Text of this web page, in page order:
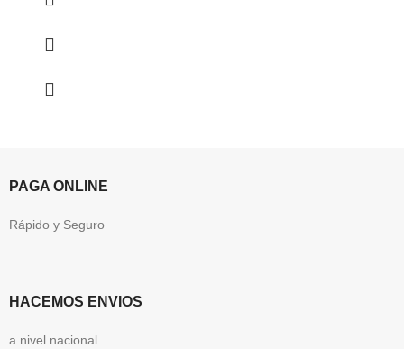
PAGA ONLINE
Rápido y Seguro
HACEMOS ENVIOS
a nivel nacional